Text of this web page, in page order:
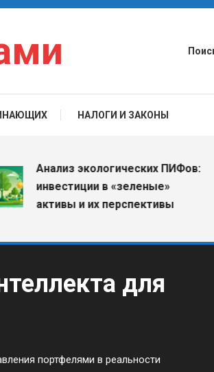
НАЛОГИ И ЗАКОНЫ
Анализ экологических ПИФов:
инвестиции в «зеленые»
активы и их перспективы
для
портфелями в реальности